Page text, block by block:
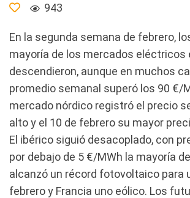
943
En la segunda semana de febrero,
mayoría de los mercados eléctricos
descendieron, aunque en muchos
promedio semanal superó los 90 €/
mercado nórdico registró el precio
alto y el 10 de febrero su mayor
El ibérico siguió desacoplado, con
por debajo de 5 €/MWh la mayoría
alcanzó un récord fotovoltaico para
febrero y Francia uno eólico. Los